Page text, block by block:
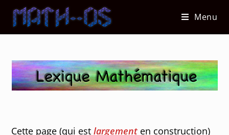
content
Menu
Cette page (qui estlargement en construction)